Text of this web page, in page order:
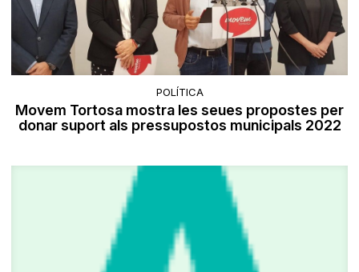
POLÍTICA
Movem Tortosa mostra les seues propostes per
donar suport als pressupostos municipals 2022